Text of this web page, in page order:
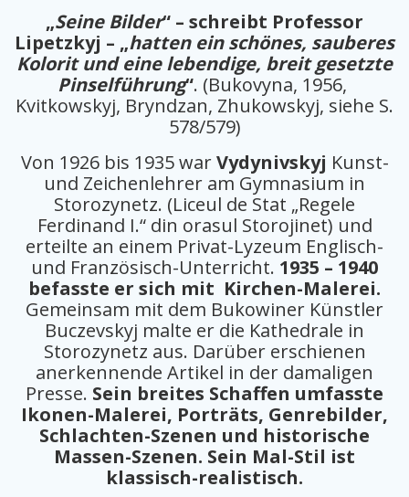
„Seine Bilder“ – schreibt Professor
Lipetzkyj – „hatten ein schönes, sauberes
Kolorit und eine lebendige, breit gesetzte
Pinselführung“. (Bukovyna, 1956,
Kvitkowskyj, Bryndzan, Zhukowskyj, siehe S.
578/579)
Von 1926 bis 1935 warVydynivskyj Kunst-
und Zeichenlehrer am Gymnasium in
Storozynetz. (Liceul de Stat „Regele
Ferdinand I.“ din orasul Storojinet) und
erteilte an einem Privat-Lyzeum Englisch-
und Französisch-Unterricht. 1935 – 1940
befasste er sich mit Kirchen-Malerei.
Gemeinsam mit dem Bukowiner Künstler
Buczevskyj malte er die Kathedrale in
Storozynetz aus. Darüber erschienen
anerkennende Artikel in der damaligen
Presse. Sein breites Schaffen umfasste
Ikonen-Malerei, Porträts, Genrebilder,
Schlachten-Szenen und historische
Massen-Szenen. Sein Mal-Stil ist
klassisch-realistisch.